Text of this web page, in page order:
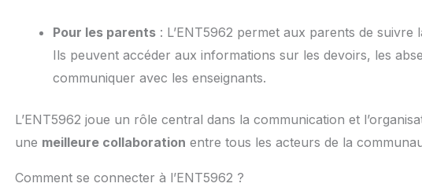
Pour les parents: L’ENT5962 permet aux parents de suivre
Ils peuvent accéder aux informations sur les devoirs, les
communiquer avec les enseignants.
L’ENT5962 joue un rôle central dans la communication et
une meilleure collaboration entre tous les acteurs de la
Comment se connecter à l’ENT5962 ?